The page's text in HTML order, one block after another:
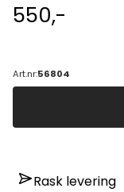
550,-
Art.nr:56804
Rask levering